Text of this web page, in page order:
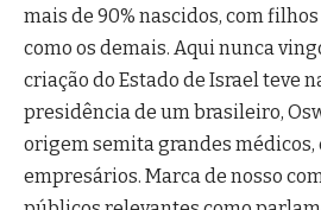
mais de 90% nascidos, com
como os demais. Aqui nunca
criação do Estado de Israel teve
presidência de um brasileiro,
origem semita grandes médicos,
empresários. Marca de nosso